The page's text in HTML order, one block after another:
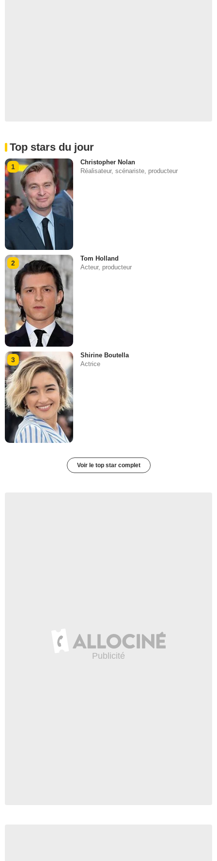
Top stars du jour
1
Christopher Nolan
Réalisateur, scénariste, producteur
2
Tom Holland
Acteur, producteur
3
Shirine Boutella
Actrice
Voir le top star complet